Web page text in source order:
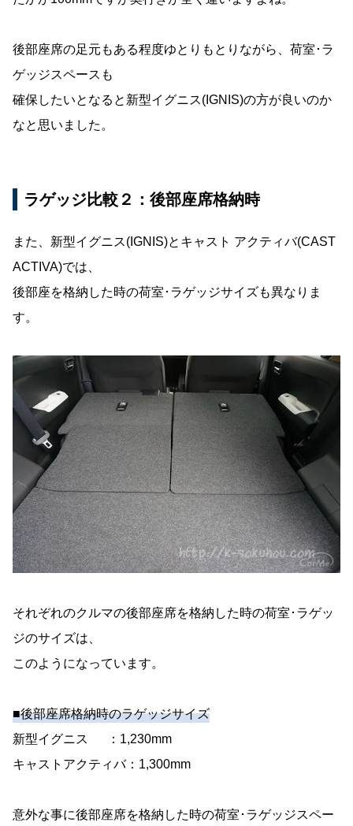
後部座席の足元もある程度ゆとりもとりながら、荷室･ラ
ゲッジスペースも
確保したいとなると新型イグニス(IGNIS)の方が良いのか
なと思いました。
ラゲッジ比較２：後部座席格納時
また、新型イグニス(IGNIS)とキャスト アクティバ(CAST
ACTIVA)では、
後部座を格納した時の荷室･ラゲッジサイズも異なりま
す。
それぞれのクルマの後部座席を格納した時の荷室･ラゲッ
ジのサイズは、
このようになっています。
■後部座席格納時のラゲッジサイズ
新型イグニス ：1,230mm
キャストアクティバ：1,300mm
意外な事に後部座席を格納した時の荷室･ラゲッジスペー